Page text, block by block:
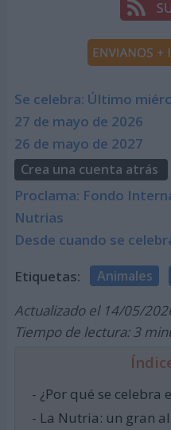
Se celebra: Último
27 de mayo de 2026
26 de mayo de 2027
Crea una cuenta atrás
Proclama: Fondo
Nutrias
Desde cuando se
Etiquetas: Animales
Actualizado el 14/05/
Tiempo de lectura: 3
- ¿Por qué se
- La Nutria: un gran